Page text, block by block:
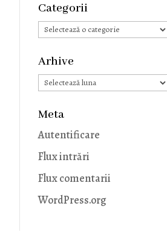
Categorii
Categorii
Arhive
Arhive
Meta
Autentificare
Flux intrări
Flux comentarii
WordPress.org